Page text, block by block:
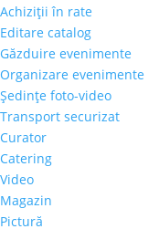
Achiziţii în rate
Editare catalog
Găzduire evenimente
Organizare evenimente
Şedinţe foto-video
Transport securizat
Curator
Catering
Video
Magazin
Pictură
Articole recente
Galeria
Bucharest Floreasca
Sakura, cel mai